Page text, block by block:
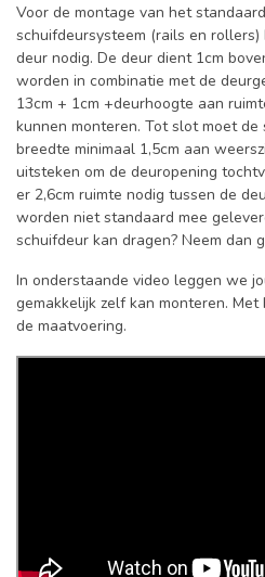
Voor de montage van het
schuifdeursysteem (rails en
deur nodig. De deur dient 1cm
worden in combinatie met de
13cm + 1cm +deurhoogte aan
kunnen monteren. Tot slot moet
breedte minimaal 1,5cm aan
uitsteken om de deuropening
er 2,6cm ruimte nodig tussen de
worden niet standaard mee
schuifdeur kan dragen? Neem dan
In onderstaande video leggen we
gemakkelijk zelf kan monteren.
de maatvoering.